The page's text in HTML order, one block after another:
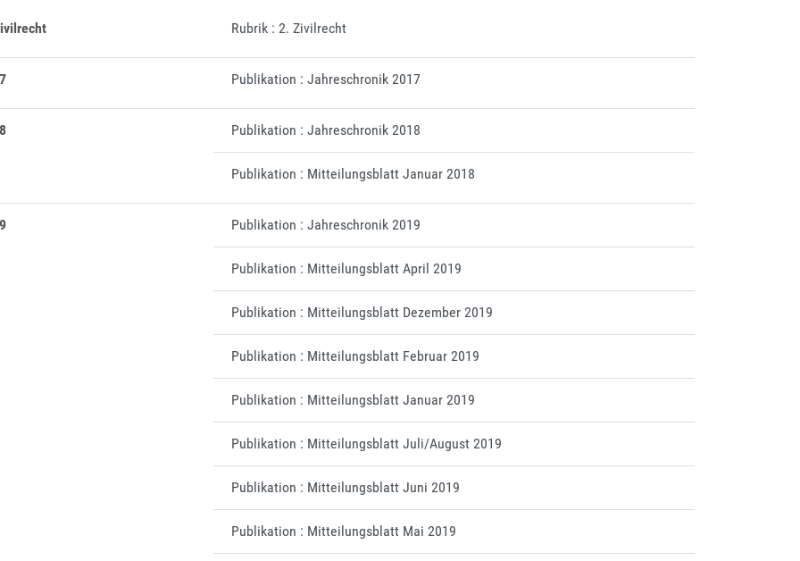
Rubrik : 2. Zivilrecht
Publikation : Jahreschronik 2017
Publikation : Jahreschronik 2018
Publikation : Mitteilungsblatt Januar 2018
Publikation : Jahreschronik 2019
Publikation : Mitteilungsblatt April 2019
Publikation : Mitteilungsblatt Dezember 2019
Publikation : Mitteilungsblatt Februar 2019
Publikation : Mitteilungsblatt Januar 2019
Publikation : Mitteilungsblatt Juli/August 2019
Publikation : Mitteilungsblatt Juni 2019
Publikation : Mitteilungsblatt Mai 2019